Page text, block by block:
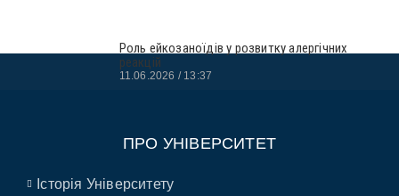
Роль ейкозаноїдів у розвитку алергічних
реакцій
11.06.2026 13:37
ПРО УНІВЕРСИТЕТ
Історія Університету